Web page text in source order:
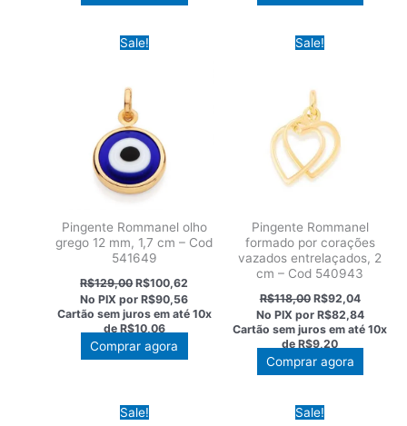
Sale!
Pingente Rommanel olho
grego 12 mm, 1,7 cm – Cod
541649
R$129,00O
preço
original
era:
R$129,00.
R$100,62
atual
é:
R$100,62.
No PIX porR$90,56
Cartão sem juros em até 10x
deR$10,06
Comprar agora
Sale!
Pingente Rommanel
formado por corações
vazados entrelaçados, 2
cm – Cod 540943
R$118,00 O
preço
original
era:
R$118,00.
R$92,04O
preço
atual
é:
No PIX por R$82,84
Cartão sem juros em até10x
de R$9,20
Comprar agora
Sale! Sale!